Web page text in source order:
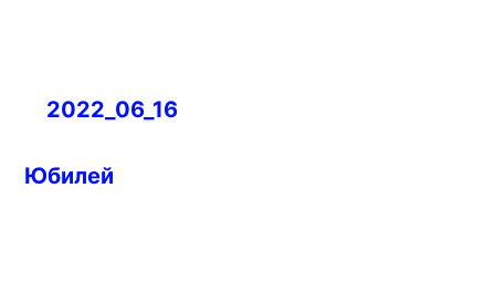
Навигация
записям
2022_06_16
Юбилей